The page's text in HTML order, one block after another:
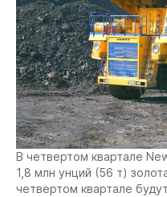
В четвертом квартале
1,8 млн унций (56 т)
четвертом квартале